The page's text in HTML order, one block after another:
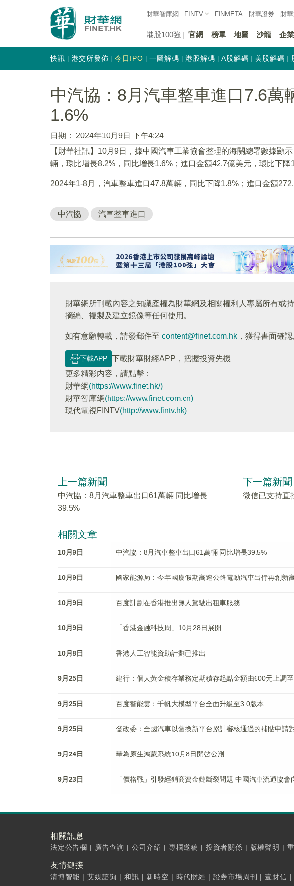
財華智庫網 FINTV FINMETA 財華證券 財華
港股100強 官網 榜單 地圖 沙龍 企業
快訊 港交所發佈 今日IPO 一圖解碼 港股解碼 A股解碼 美股解碼
中汽協：8月汽車整車進口7.6萬
1.6%
日期：
2024年10月9日 下午4:24
【財華社訊】10月9日，據中國汽車工業協會整理的海關總署數據顯
輛，環比增長8.2%，同比增長1.6%；進口金額42.7億美元，環比下降
2024年1-8月，汽車整車進口47.8萬輛，同比下降1.8%；進口金額
中汽協 汽車整車進口
財華網所刊載內容之知識產權為財華網及相關權利人專屬所有或
摘編、複製及建立鏡像等任何使用。
如有意願轉載，請發郵件至 content@finet.com.hk ，獲得書面確
下載APP
下載財華財經APP，把握投資先機
更多精彩内容，請點擊：
財華網(https://www.finet.hk/)
財華智庫網(https://www.finet.com.cn)
現代電視FINTV(http://www.fintv.hk)
上一篇新聞
中汽協：8月汽車整車出口61萬輛 同比增長
39.5%
下一篇新聞
微信已支持直
相關文章
10月9日 中汽協：8月汽車整車出口61萬輛 同比增長39.5%
10月9日 國家能源局：今年國慶假期高速公路電動汽車出行再創新
10月9日 百度計劃在香港推出無人駕駛出租車服務
10月9日 「香港金融科技周」10月28日展開
10月8日 香港人工智能資助計劃已推出
9月25日 建行：個人黃金積存業務定期積存起點金額由600元上調
9月25日 百度智能雲：千帆大模型平台全面升級至3.0版本
9月25日 發改委：全國汽車以舊換新平台累計審核通過的補貼申請
9月24日 華為原生鴻蒙系統10月8日開啓公測
9月23日 「價格戰」引發經銷商資金鏈斷裂問題 中國汽車流通協
相關訊息
法定公告欄 | 廣告查詢 | 公司介紹 | 專欄邀稿 | 投資者關係 | 版權聲明 |
友情鏈接
清博智能 | 艾媒諮詢 | 和訊 | 新時空 | 時代財經 | 證券市場周刊 | 壹財信 |